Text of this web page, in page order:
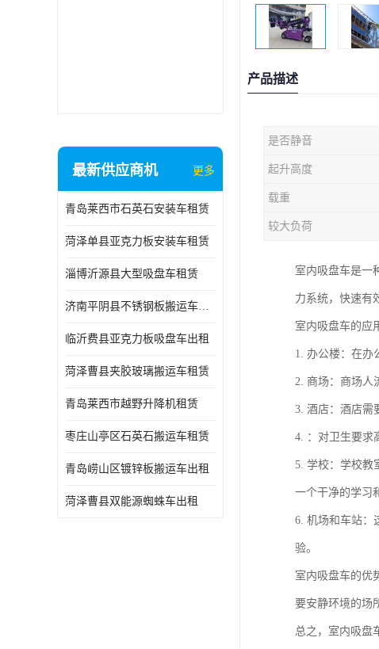
最新供应商机 更多
青岛莱西市石英石安装车租赁
菏泽单县亚克力板安装车租赁
淄博沂源县大型吸盘车租赁
济南平阴县不锈钢板搬运车出租
临沂费县亚克力板吸盘车出租
菏泽曹县夹胶玻璃搬运车租赁
青岛莱西市越野升降机租赁
枣庄山亭区石英石搬运车租赁
青岛崂山区镀锌板搬运车出租
菏泽曹县双能源蜘蛛车出租
产品描述
是否静音
起升高度
载重
较大负荷
室内吸盘车是一
力系统，快速有
室内吸盘车的应
1. 办公楼：在办
2. 商场：商场人
3. 酒店：酒店需
4. ：对卫生要求
5. 学校：学校教
一个干净的学习
6. 机场和车站：
验。
室内吸盘车的优
要安静环境的场
总之，室内吸盘